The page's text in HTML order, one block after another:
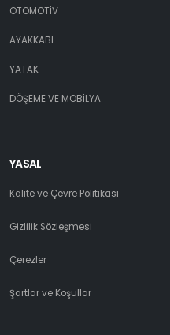
OTOMOTİV
AYAKKABI
YATAK
DÖŞEME VE MOBİLYA
YASAL
Kalite ve Çevre Politikası
Gizlilik Sözleşmesi
Çerezler
Şartlar ve Koşullar